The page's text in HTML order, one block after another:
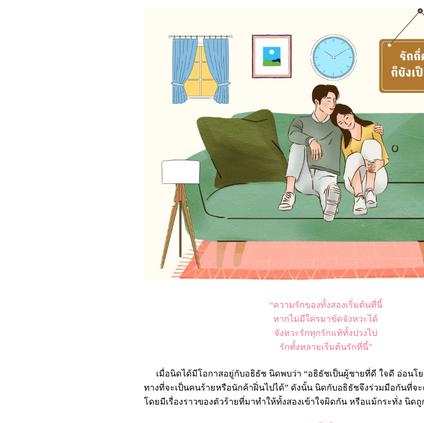
“ความรักของทั้งสองเริ่มต้นที่นี้
หากไม่มีใครมาขัดจังหวะได้
จังหวะรักทุกรักแท้ทั้งปวงไป
รักทั้งหลายเริ่มต้นรักที่นี้”
เมื่อนิดได้มีโอกาสอยู่กับอธิธัช นิดพบว่า “อธิธัชเป็นผู้ชายที่ดี ใจดี อ่อนโ
ทางที่จะเป็นคนร้ายหรือนักค้าฝิ่นไปได้” ดังนั้น นิดกับอธิธัชจึงร่วมมือกันที่จ
โดยมีเรื่องราวของตัวร้ายที่มาทำให้ทั้งสองเข้าใจผิดกัน หรือแม้กระทั่ง นิดถู